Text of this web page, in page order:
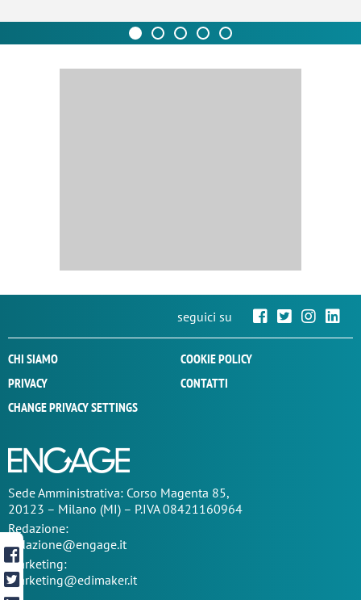
seguici su
CHI SIAMO
COOKIE POLICY
PRIVACY
CONTATTI
CHANGE PRIVACY SETTINGS
SedeAmministrativa: Corso Magenta 85,
20123 – Milano (MI) – P.IVA 08421160964
Redazione:
redazione@engage.it
Marketing:
marketing@edimaker.it